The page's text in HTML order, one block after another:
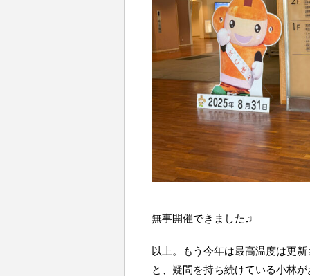
無事開催できました♫
以上。もう今年は最高温度は更
と、疑問を持ち続けている小林